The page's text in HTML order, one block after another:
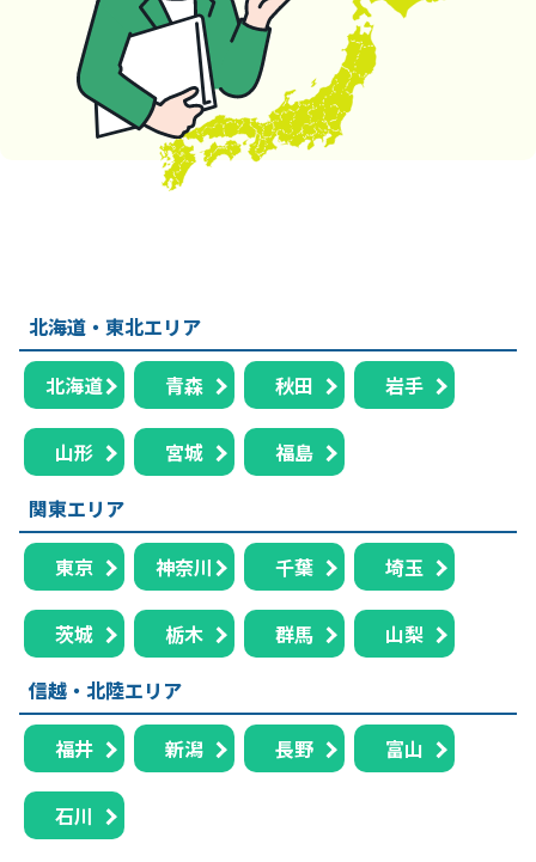
北海道・東北エリア
北海道 青森 秋田 岩手
山形 宮城
福島
関東エリア
東京 神奈川 千葉 埼玉
茨城 栃木 群馬
山梨
信越・北陸エリア
福井 新潟 長野 富山
石川